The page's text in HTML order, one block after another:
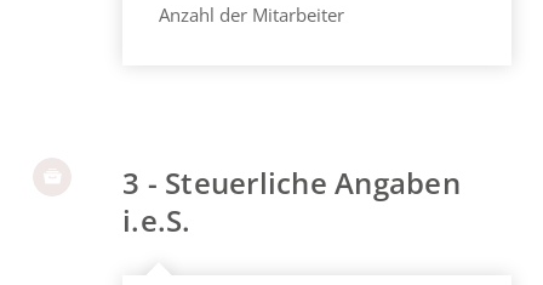
Anzahl der Mitarbeiter
3 - Steuerliche Angaben
i.e.S.